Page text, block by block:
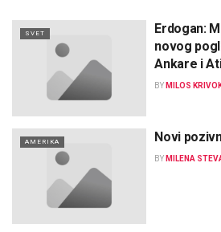
SVET
Erdogan:
novog
Ankare i
BY MILOS
AMERIKA Novi
BY MILENA